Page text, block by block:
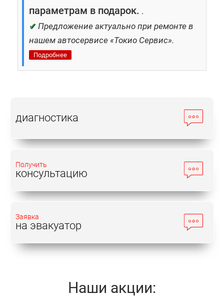
параметрам в подарок. .
✔ Предложение актуально при ремонте в
нашем автосервисе «Токио Сервис».
Подробнее
диагностика
Получить
консультацию
Заявка
на эвакуатор
Наши акции: